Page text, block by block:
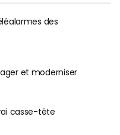
des
et moderniser
casse-tête